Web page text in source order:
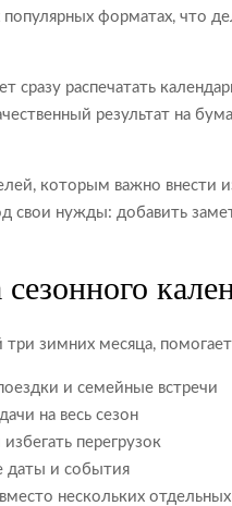
популярных форматах, что
сразу распечатать
результат на
которым важно внести
свои нужды: добавить
зимних месяца,
и семейные встречи
на весь сезон
перегрузок
даты и события
нескольких